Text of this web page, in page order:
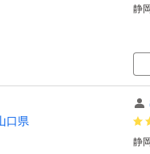
静
県
静